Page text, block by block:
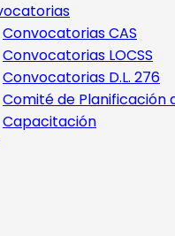
Convocatorias CAS
Convocatorias LOCSS
Convocatorias D.L. 276
Comité de Planificación
Capacitación